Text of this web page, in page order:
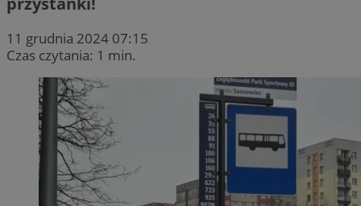
11 grudnia 2024 07:15
Czas czytania: 1 min.